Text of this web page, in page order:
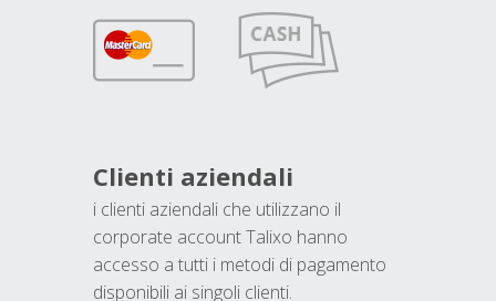
Clienti aziendali
i clienti aziendali che utilizzano il
corporate account Talixo hanno
accesso a tutti i metodi di pagamento
disponibili ai singoli clienti.